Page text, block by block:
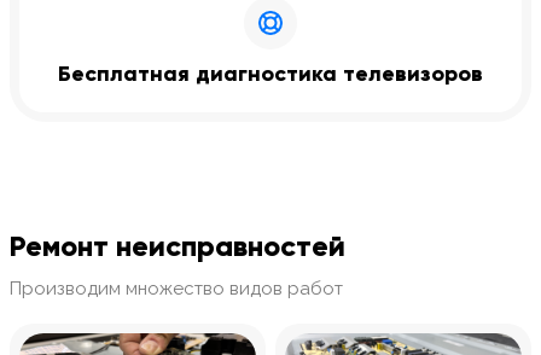
Бесплатная диагностика телевизоров
Ремонт неисправностей
Производим множество видов работ